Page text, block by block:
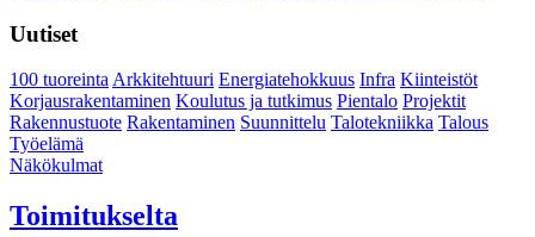
Uutiset
100 tuoreintaArkkitehtuuri Energiatehokkuus Infra Kiinteistöt
Korjausrakentaminen Koulutus ja tutkimus Pientalo Projektit
Rakennustuote Rakentaminen Suunnittelu Talotekniikka Talous
Työelämä
Näkökulmat
Toimitukselta